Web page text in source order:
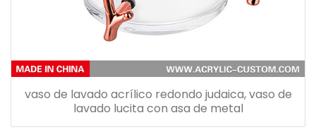
vaso de lavado acrílico redondo judaica, vaso de
lavado lucita con asa de metal